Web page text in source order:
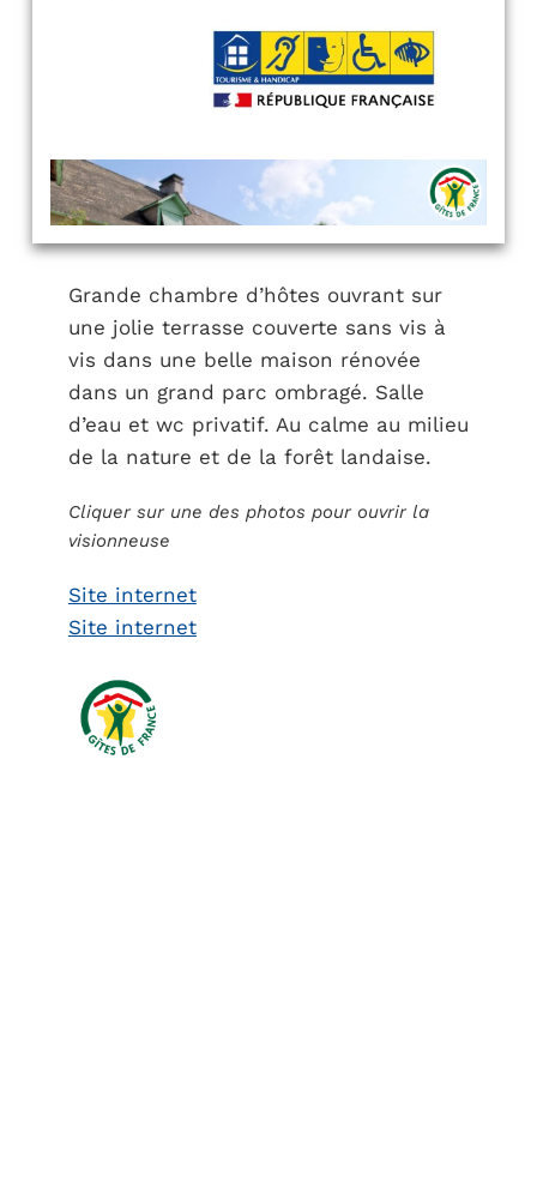
Grande chambre d’hôtes ouvrant sur
une jolie terrasse couverte sans vis à
vis dans une belle maison rénovée
dans un grand parc ombragé. Salle
d’eau et wc privatif. Au calme au milieu
de la nature et de la forêt landaise.
Cliquer sur une des photos pour ouvrir la
visionneuse
Site internet
Site internet